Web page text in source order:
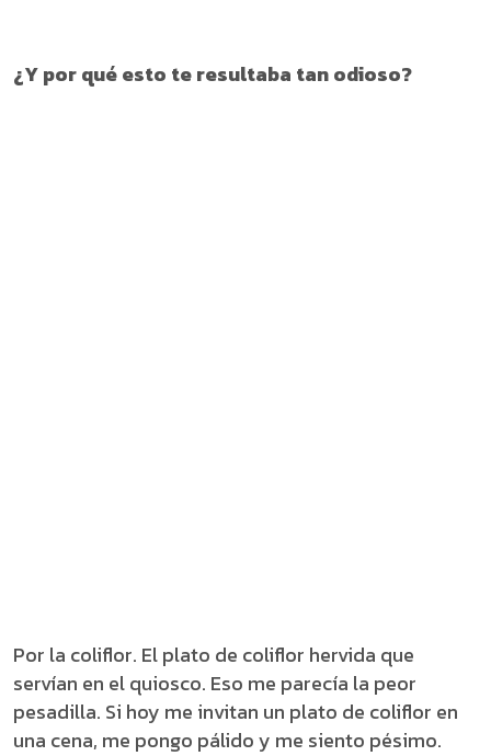
¿Y por qué esto te resultaba tan odioso?
Por la coliflor. El plato de coliflor hervida que
servían en el quiosco. Eso me parecía la peor
pesadilla. Si hoy me invitan un plato de coliflor en
una cena, me pongo pálido y me siento pésimo.